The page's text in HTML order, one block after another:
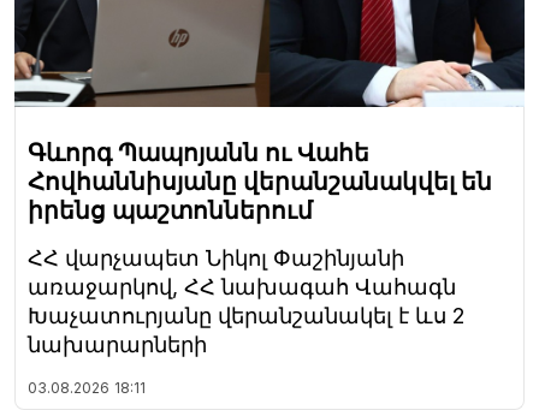
Գևորգ Պապոյանն ու Վահե
Հովհաննիսյանը վերանշանակվել են
իրենց պաշտոններում
ՀՀ վարչապետ Նիկոլ Փաշինյանի
առաջարկով, ՀՀ նախագահ Վահագն
Խաչատուրյանը վերանշանակել է ևս 2
նախարարների
03.08.2026 18:11